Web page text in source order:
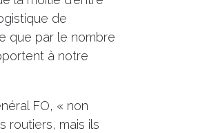
de
que par le nombre
à notre
FO, « non
routiers, mais ils